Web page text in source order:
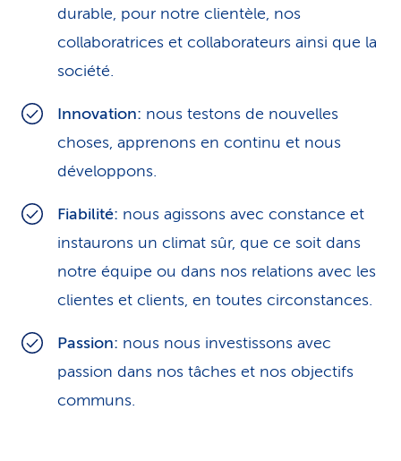
durable, pour notre clientèle, nos
collaboratrices et collaborateurs ainsi que la
société.
Innovation: nous testons de nouvelles
choses, apprenons en continu et nous
développons.
Fiabilité: nous agissons avec constance et
instaurons un climat sûr, que ce soit dans
notre équipe ou dans nos relations avec les
clientes et clients, en toutes circonstances.
Passion: nous nous investissons avec
passion dans nos tâches et nos objectifs
communs.